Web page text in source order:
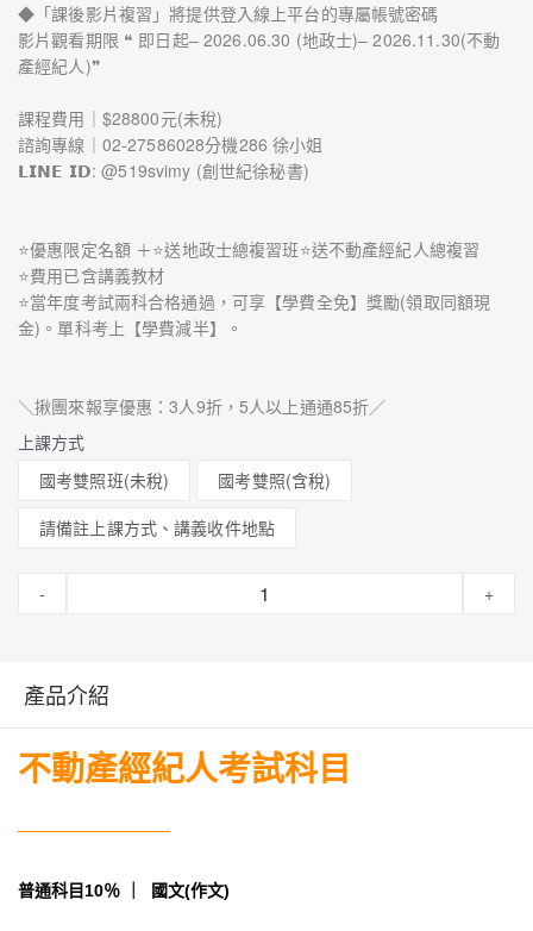
◆「課後影片複習」將提供登入線上平台的專屬帳號密碼
影片觀看期限 ❝ 即日起– 2026.06.30 (地政士)– 2026.11.30(不動
產經紀人)❞
課程費用｜$28800元(未稅)
諮詢專線｜02-27586028分機286 徐小姐
𝗟𝗜𝗡𝗘 𝗜𝗗: @519svimy (創世紀徐秘書)
⭐優惠限定名額 ＋⭐送地政士總複習班⭐送不動產經紀人總複習
⭐費用已含講義教材
⭐當年度考試兩科合格通過，可享【學費全免】獎勵(領取同額現
金)。單科考上【學費減半】。
＼揪團來報享優惠：3人9折，5人以上通通85折／
上課方式
國考雙照班(未稅)
國考雙照(含稅)
請備註上課方式、講義收件地點
- +
產品介紹
不動產經紀人考試科目
普通科目10％ ｜ 國文(作文)